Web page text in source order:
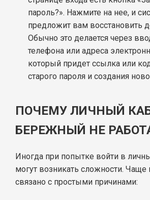
пароль?». Нажмите на нее, и
предложит вам восстановить
Обычно это делается через
телефона или адреса
который придет ссылка или
старого пароля и создания
ПОЧЕМУ ЛИЧНЫЙ
БЕРЕЖНЫЙ НЕ
Иногда при попытке войти в
могут возникать сложности. Чаще
связано с простыми причинами: